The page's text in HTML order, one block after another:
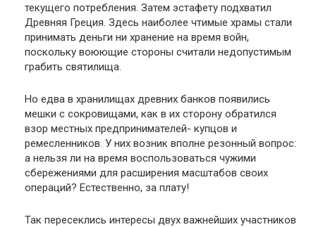
текущего потребления. Затем эстафету подхватил
Древняя Греция. Здесь наиболее чтимые храмы стали
принимать деньги ни хранение на время войн,
поскольку воюющие стороны считали недопустимым
грабить святилища.
Но едва в хранилищах древних банков появились
мешки с сокровищами, как в их сторону обратился
взор местных предпринимателей- купцов и
ремесленников. У них возник вполне резонный вопрос:
а нельзя ли на время воспользоваться чужими
сбережениями для расширения масштабов своих
операций? Естественно, за плату!
Так пересеклись интересы двух важнейших участников